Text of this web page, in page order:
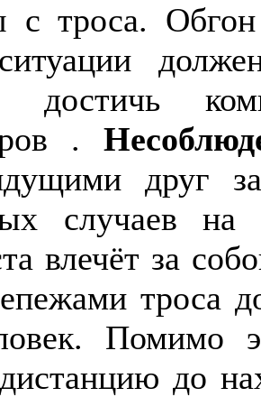
с троса.
достичь
.
друг
случаев
влечёт за
троса
Помимо
до